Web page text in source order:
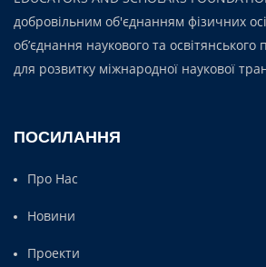
добровільним об'єднанням фізичних
об’єднання наукового та освітянського
для розвитку міжнародної наукової
ПОСИЛАННЯ
Про Нас
Новини
Проекти